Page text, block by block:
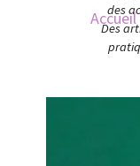
des
Des
Accueil